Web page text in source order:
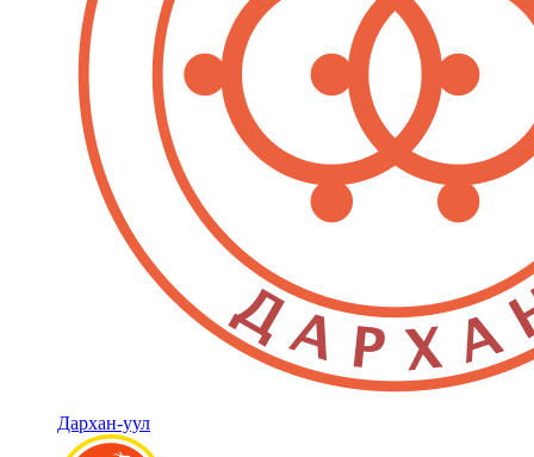
Дархан-уул